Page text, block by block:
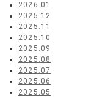
2026.01
2025.12
2025.11
2025.10
2025.09
2025.08
2025.07
2025.06
2025.05